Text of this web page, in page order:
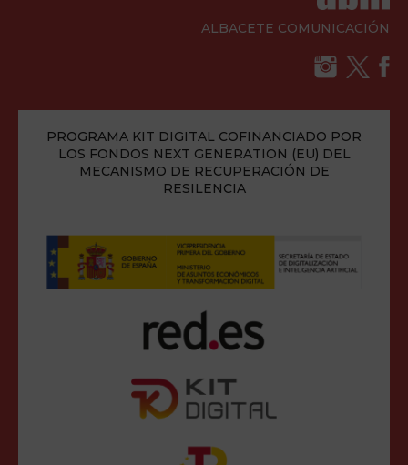
ALBACETE COMUNICACIÓN
PROGRAMA KIT DIGITAL COFINANCIADO POR
LOS FONDOS NEXT GENERATION (EU) DEL
MECANISMO DE RECUPERACIÓN DE
RESILENCIA